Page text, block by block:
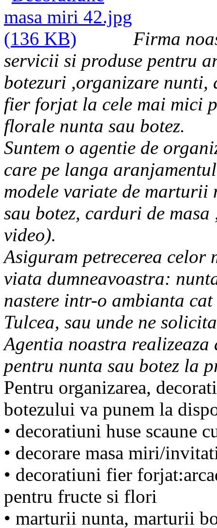
Firma
servicii si produse pentru
botezuri ,organizare
fier forjat la cele mai mici
florale nunta sau botez.
Suntem o agentie de
care pe langa
modele variate de
sau botez, carduri de
video).
Asiguram petrecerea celor
viata dumneavoastra:
nastere intr-o ambianta
Tulcea, sau unde ne
Agentia noastra
pentru nunta sau botez la
Pentru organizarea,
botezului va punem la
• decoratiuni huse scaune
• decorare masa miri/
• decoratiuni fier
pentru fructe si flori
• marturii nunta, marturii